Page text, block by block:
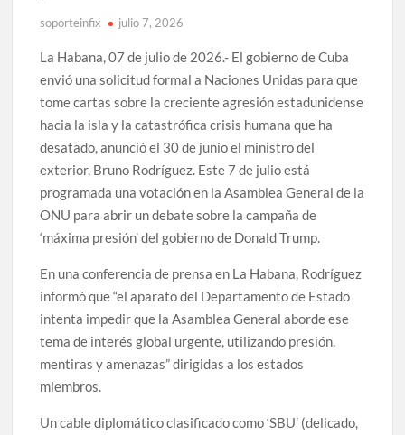
soporteinfix julio 7, 2026
La Habana, 07 de julio de 2026.- El gobierno de Cuba
envió una solicitud formal a Naciones Unidas para que
tome cartas sobre la creciente agresión estadunidense
hacia la isla y la catastrófica crisis humana que ha
desatado, anunció el 30 de junio el ministro del
exterior, Bruno Rodríguez. Este 7 de julio está
programada una votación en la Asamblea General de la
ONU para abrir un debate sobre la campaña de
‘máxima presión’ del gobierno de Donald Trump.
En una conferencia de prensa en La Habana, Rodríguez
informó que “el aparato del Departamento de Estado
intenta impedir que la Asamblea General aborde ese
tema de interés global urgente, utilizando presión,
mentiras y amenazas” dirigidas a los estados
miembros.
Un cable diplomático clasificado como ‘SBU’ (delicado,